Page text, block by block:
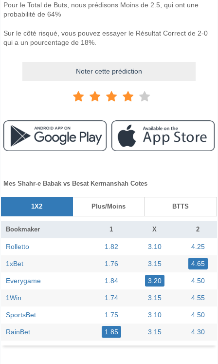
Pour le Total de Buts, nous prédisons Moins de 2.5, qui ont une
probabilité de 64%
Sur le côté risqué, vous pouvez essayer le Résultat Correct de 2-0
qui a un pourcentage de 18%.
Noter cette prédiction
Mes Shahr-e Babak vs Besat Kermanshah Cotes
1X2 Plus/Moins BTTS
Bookmaker 1 X 2
Rolletto 1.82 3.10 4.25
1xBet 1.76 3.15 4.65
Everygame 1.84 3.20 4.50
1Win 1.74 3.15 4.55
SportsBet 1.75 3.10 4.50
RainBet 1.85 3.15 4.30